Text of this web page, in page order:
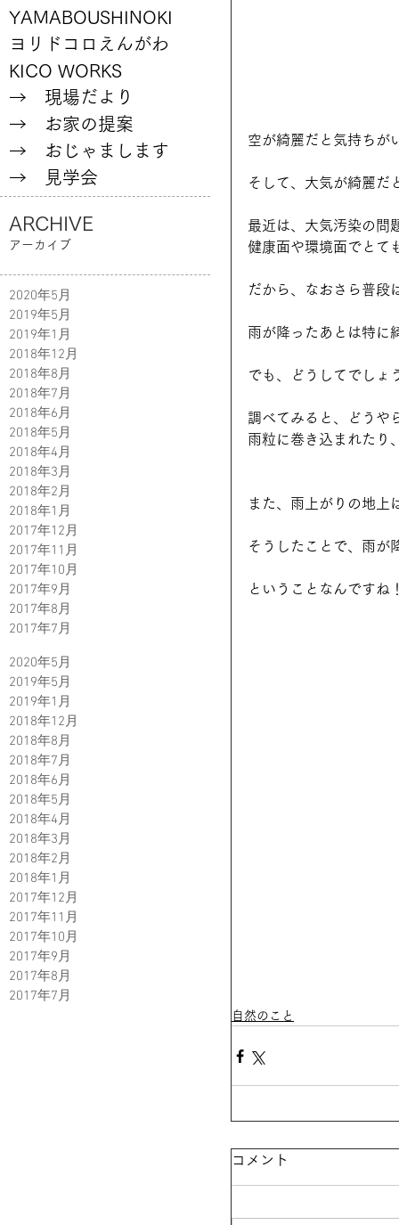
YAMABOUSHINOKI
ヨリドコロえんがわ
KICO WORKS
→ 現場だより
→ お家の提案
→ おじゃまします
→ 見学会
ARCHIVE
アーカイブ
2020年5月
2019年5月
2019年1月
2018年12月
2018年8月
2018年7月
2018年6月
2018年5月
2018年4月
2018年3月
2018年2月
2018年1月
2017年12月
2017年11月
2017年10月
2017年9月
2017年8月
2017年7月
2020年5月
2019年5月
2019年1月
2018年12月
2018年8月
2018年7月
2018年6月
2018年5月
2018年4月
2018年3月
2018年2月
2018年1月
2017年12月
2017年11月
2017年10月
2017年9月
2017年8月
2017年7月
空が綺麗だと気持ちが
そして、大気が綺麗だ
最近は、大気汚染の問
健康面や環境面でとて
だから、なおさら普段
雨が降ったあとは特に
でも、どうしてでしょ
調べてみると、どうや
雨粒に巻き込まれたり
また、雨上がりの地上
そうしたことで、雨が
ということなんですね
自然のこと
コメント